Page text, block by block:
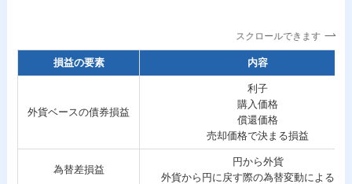
スクロールできます
損益の要素 内容
外貨ベースの債券損益
利子
購入価格
償還価格
売却価格で決まる損益
為替差損益
円から外貨
外貨から円に戻す際の為替変動による損